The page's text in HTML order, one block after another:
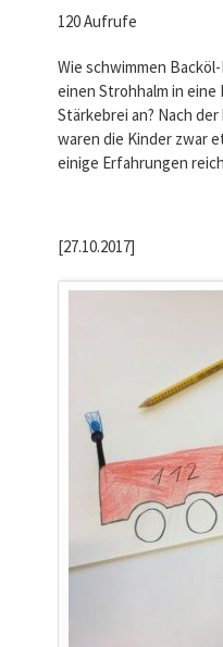
120 Aufrufe
Wie schwimmen
einen Strohhalm in
Stärkebrei an? Nach
waren die Kinder zwar
einige Erfahrungen
[27.10.2017]